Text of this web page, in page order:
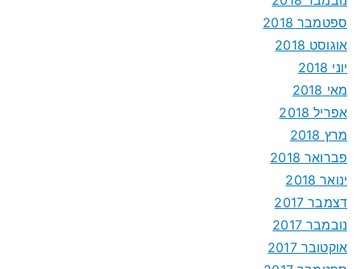
ספטמבר 2018
אוגוסט 2018
יוני 2018
מאי 2018
אפריל 2018
מרץ 2018
פברואר 2018
ינואר 2018
דצמבר 2017
נובמבר 2017
אוקטובר 2017